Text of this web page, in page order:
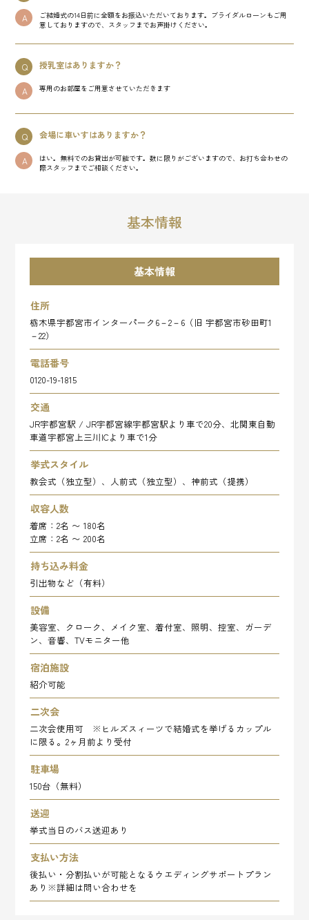
A
ご結婚式の14日前に全額をお振込いただいております。ブライダルローンもご用
意しておりますので、スタッフまでお声掛けください。
Q 授乳室はありますか？
A 専用のお部屋をご用意させていただきます
Q 会場に車いすはありますか？
A
はい。無料でのお貸出が可能です。数に限りがございますので、お打ち合わせの
際スタッフまでご相談ください。
基本情報
基本情報
住所
栃木県宇都宮市インターパーク6－2－6（旧 宇都宮市砂田町1
－22）
電話番号
0120-19-1815
交通
JR宇都宮駅 / JR宇都宮線宇都宮駅より車で20分、北関東自動
車道宇都宮上三川ICより車で1分
挙式スタイル
教会式（独立型）、人前式（独立型）、神前式（提携）
収容人数
着席：2名 〜 180名
立席：2名 〜 200名
持ち込み料金
引出物など（有料）
設備
美容室、クローク、メイク室、着付室、照明、控室、ガーデ
ン、音響、TVモニター他
宿泊施設
紹介可能
二次会
二次会使用可 ※ヒルズスィーツで結婚式を挙げるカップル
に限る。2ヶ月前より受付
駐車場
150台（無料）
送迎
挙式当日のバス送迎あり
支払い方法
後払い・分割払いが可能となるウエディングサポートプラン
あり※詳細は問い合わせを